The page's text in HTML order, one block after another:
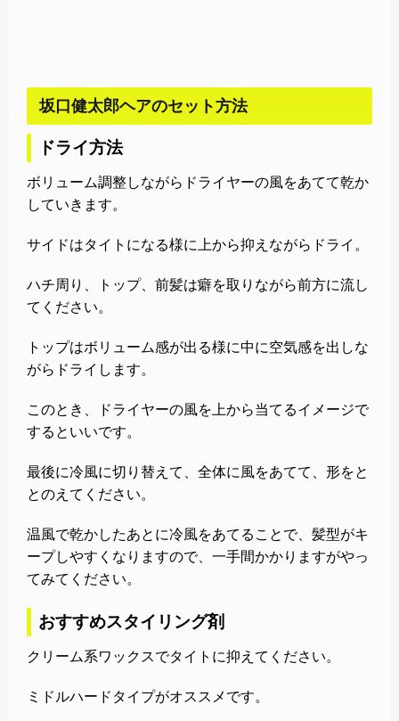
坂口健太郎ヘアのセット方法
ドライ方法
ボリューム調整しながらドライヤーの風をあてて乾か
していきます。
サイドはタイトになる様に上から抑えながらドライ。
ハチ周り、トップ、前髪は癖を取りながら前方に流し
てください。
トップはボリューム感が出る様に中に空気感を出しな
がらドライします。
このとき、ドライヤーの風を上から当てるイメージで
するといいです。
最後に冷風に切り替えて、全体に風をあてて、形をと
とのえてください。
温風で乾かしたあとに冷風をあてることで、髪型がキ
ープしやすくなりますので、一手間かかりますがやっ
てみてください。
おすすめスタイリング剤
クリーム系ワックスでタイトに抑えてください。
ミドルハードタイプがオススメです。